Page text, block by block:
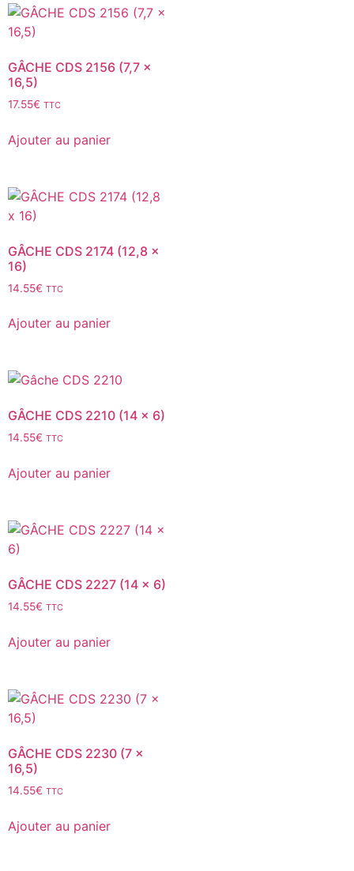
GÂCHE CDS 2156 (7,7 x
16,5)
17.55€ TTC
Ajouter au panier
GÂCHE CDS 2174 (12,8 x
16)
14.55€ TTC
Ajouter au panier
GÂCHE CDS 2210 (14 x 6)
14.55€ TTC
Ajouter au panier
GÂCHE CDS 2227 (14 x 6)
14.55€ TTC
Ajouter au panier
GÂCHE CDS 2230 (7 x
16,5)
14.55€ TTC
Ajouter au panier